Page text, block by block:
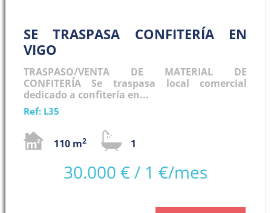
SE TRASPASA CONFITERÍA EN
VIGO
TRASPASO/VENTA DE MATERIAL DE
CONFITERÍA Se traspasa local comercial
dedicado a confitería en...
Ref: L35
110 m2 1
30.000 € / 1 €/mes